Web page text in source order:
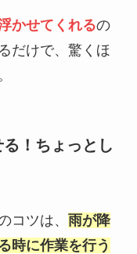
かせてくれるの
だけで、驚くほ
！ちょっとし
コツは、 雨が降
時に作業を行う